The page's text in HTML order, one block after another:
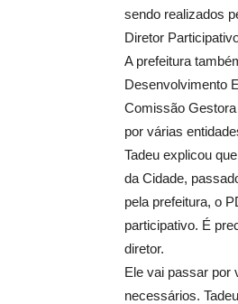
sendo realizados
Diretor
A prefeitura
Desenvolvimento
Comissão
por várias
Tadeu explicou
da Cidade,
pela prefeitura, o
participativo. É
diretor.
Ele vai passar por
necessários.